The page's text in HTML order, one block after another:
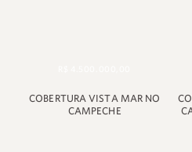
COBERTURA VISTA MAR NO
CAMPECHE
+55 48 99660 6799